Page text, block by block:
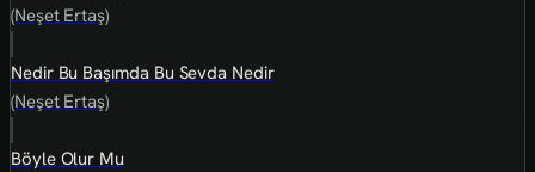
(Neşet Ertaş)
Nedir Bu Başımda Bu Sevda Nedir
(Neşet Ertaş)
Böyle Olur Mu